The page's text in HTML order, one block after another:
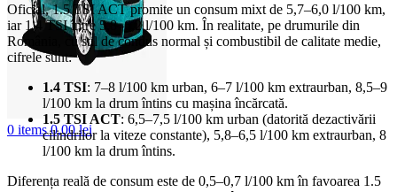
0 items 0,00lei
Oficial, 1.5 TSI ACT promite un consum mixt de 5,7–6,0 l/100 km,
iar 1.4 TSI între 5,8–6,2 l/100 km. În realitate, pe drumurile din
România, cu stil de condus normal și combustibil de calitate medie,
cifrele sunt:
1.4 TSI: 7–8 l/100 km urban, 6–7 l/100 km extraurban, 8,5–9
l/100 km la drum întins cu mașina încărcată.
1.5 TSI ACT: 6,5–7,5 l/100 km urban (datorită dezactivării
cilindrilor la viteze constante), 5,8–6,5 l/100 km extraurban, 8
l/100 km la drum întins.
Diferența reală de consum este de 0,5–0,7 l/100 km în favoarea 1.5